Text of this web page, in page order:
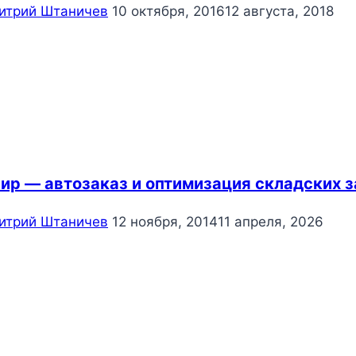
Штаничев 10 октября, 201612 августа, 2018
— автозаказ и оптимизация складских
Штаничев 12 ноября, 201411 апреля, 2026